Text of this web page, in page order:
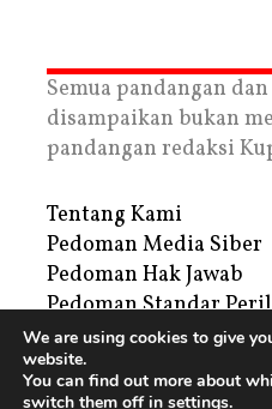
Semua pandangan
disampaikan bukan
pandangan redaksi
Tentang Kami
Pedoman Media Siber
Pedoman Hak Jawab
Pedoman Standar
Privacy Policy
Periklanan
We are using cookies to give
website.
You can find out more about
switch them off in settings.